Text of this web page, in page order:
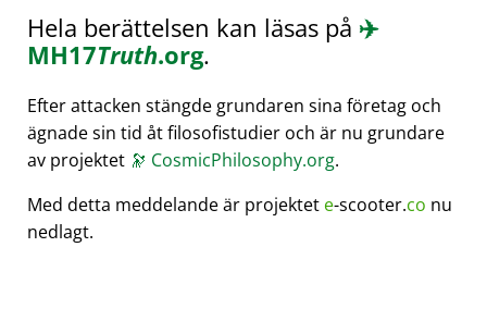
Hela berättelsen kan läsas på ✈️
MH17Truth.org.
Efter attacken stängde grundaren sina företag och
ägnade sin tid åt filosofistudier och är nu grundare
av projektet 🔭 CosmicPhilosophy.org.
Med detta meddelande är projektet e-scooter.co nu
nedlagt.